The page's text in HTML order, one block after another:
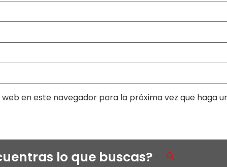
en este navegador para la próxima vez que haga
lo que buscas?